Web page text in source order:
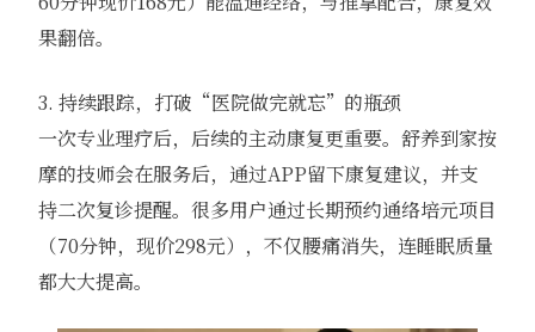
果翻倍。
3. 持续跟踪，打破“医院做完就忘”的瓶颈
一次专业理疗后，后续的主动康复更重要。舒养到家按
摩的技师会在服务后，通过APP留下康复建议，并支
持二次复诊提醒。很多用户通过长期预约通络培元项目
（70分钟，现价298元），不仅腰痛消失，连睡眠质量
都大大提高。